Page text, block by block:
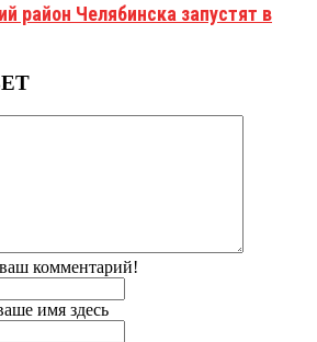
район Челябинска запустят в
комментарий!
имя здесь